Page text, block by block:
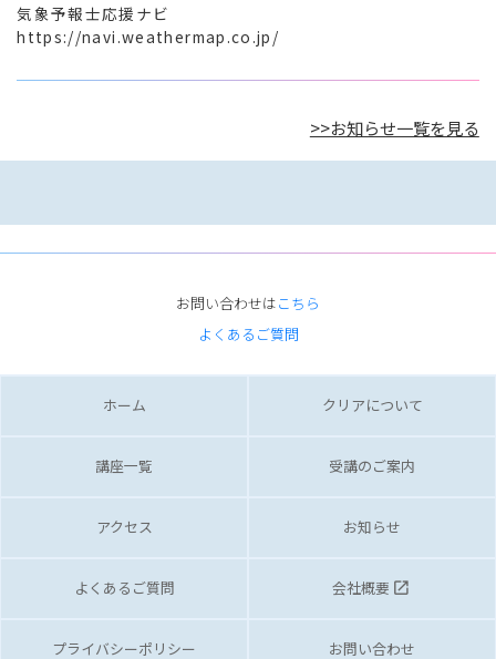
気象予報士応援ナビ
https://navi.weathermap.co.jp/
>>お知らせ一覧を見る
お問い合わせはこちら
よくあるご質問
ホーム クリアについて
講座一覧 受講のご案内
アクセス お知らせ
よくあるご質問 会社概要 launch
プライバシーポリシー お問い合わせ